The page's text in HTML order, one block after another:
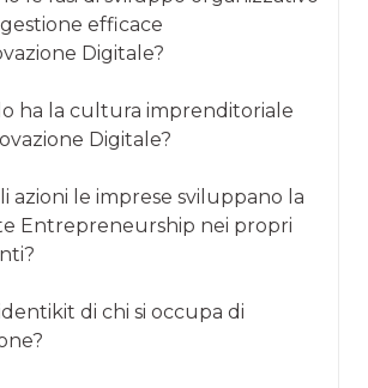
efficace
Digitale?
ha la cultura imprenditoriale
Digitale?
azioni le imprese sviluppano la
Entrepreneurship nei propri
di chi si occupa di